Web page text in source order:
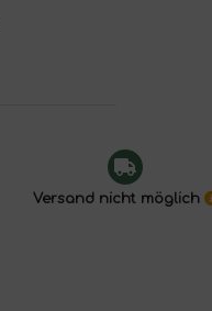
Versand nicht möglich